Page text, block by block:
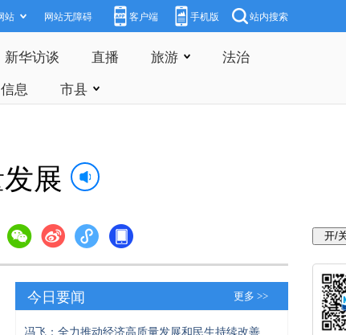
站 网站无障碍 客户端 手机版 站内搜索
新华访谈 直播 旅游
法治
信息 市县
展
今日要闻 更多 >>
冯飞：全力推动经济高质量发展和民生持续改善